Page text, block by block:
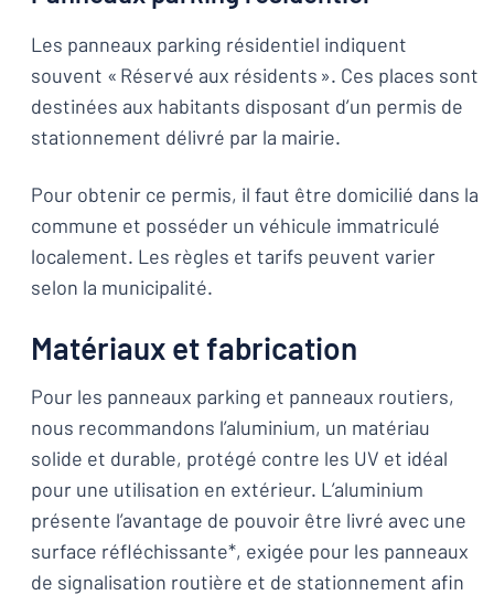
Les panneaux parking résidentiel indiquent
souvent « Réservé aux résidents ». Ces places sont
destinées aux habitants disposant d’un permis de
stationnement délivré par la mairie.
Pour obtenir ce permis, il faut être domicilié dans la
commune et posséder un véhicule immatriculé
localement. Les règles et tarifs peuvent varier
selon la municipalité.
Matériaux et fabrication
Pour les panneaux parking et panneaux routiers,
nous recommandons l’aluminium, un matériau
solide et durable, protégé contre les UV et idéal
pour une utilisation en extérieur. L’aluminium
présente l’avantage de pouvoir être livré avec une
surface réfléchissante*, exigée pour les panneaux
de signalisation routière et de stationnement afin